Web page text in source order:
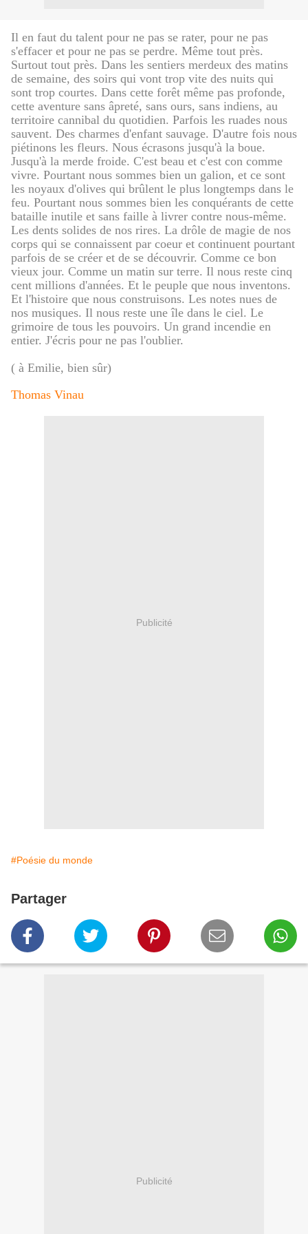
Il en faut du talent pour ne pas se rater, pour ne pas
s'effacer et pour ne pas se perdre. Même tout près.
Surtout tout près. Dans les sentiers merdeux des matins
de semaine, des soirs qui vont trop vite des nuits qui
sont trop courtes. Dans cette forêt même pas profonde,
cette aventure sans âpreté, sans ours, sans indiens, au
territoire cannibal du quotidien. Parfois les ruades nous
sauvent. Des charmes d'enfant sauvage. D'autre fois nous
piétinons les fleurs. Nous écrasons jusqu'à la boue.
Jusqu'à la merde froide. C'est beau et c'est con comme
vivre. Pourtant nous sommes bien un galion, et ce sont
les noyaux d'olives qui brûlent le plus longtemps dans le
feu. Pourtant nous sommes bien les conquérants de cette
bataille inutile et sans faille à livrer contre nous-même.
Les dents solides de nos rires. La drôle de magie de nos
corps qui se connaissent par coeur et continuent pourtant
parfois de se créer et de se découvrir. Comme ce bon
vieux jour. Comme un matin sur terre. Il nous reste cinq
cent millions d'années. Et le peuple que nous inventons.
Et l'histoire que nous construisons. Les notes nues de
nos musiques. Il nous reste une île dans le ciel. Le
grimoire de tous les pouvoirs. Un grand incendie en
entier. J'écris pour ne pas l'oublier.
( à Emilie, bien sûr)
Thomas Vinau
Publicité
#Poésie du monde
Partager
Publicité